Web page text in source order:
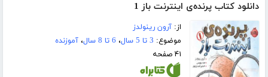
دانلود کتاب پرنده‌ی اینترنت باز 1
از:آرون رینولدز
موضوع: 3 تا 5 سال ، 6 تا 8 سال ،آموزنده
۴۱ صفحه